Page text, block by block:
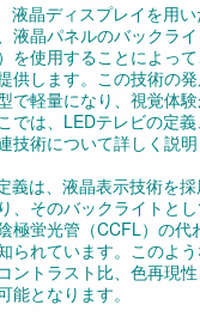
液晶ディスプレイを用
液晶パネルのバックラ
を使用することによっ
供します。この技術の
で軽量になり、視覚体
では、LEDテレビの定
技術について詳しく説明
義は、液晶表示技術を
、そのバックライトと
極蛍光管（CCFL）の代
られています。このよ
ントラスト比、色再現
能となります。